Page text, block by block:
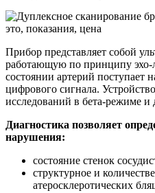
Прибор представляет собой
работающую по принципу
состоянии артерий поступает
цифрового сигнала.
исследований в бета-режиме
Диагностика позволяет
нарушения:
состояние стенок
структурное и
атеросклеротических